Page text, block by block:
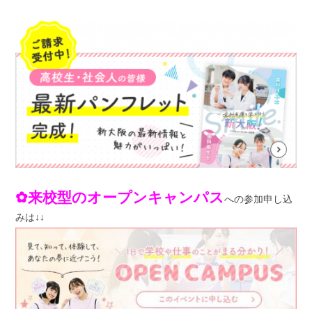
✿来校型のオープンキャンパスへの参加申し込
みは↓ ↓